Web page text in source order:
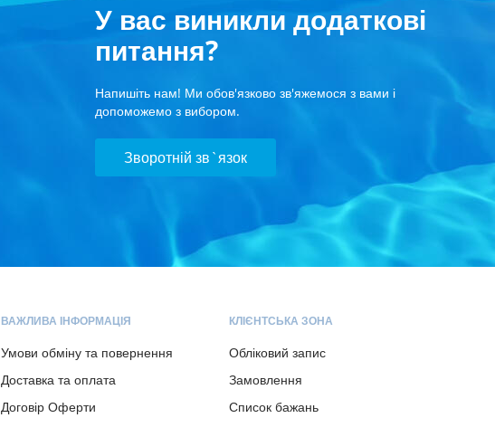
У вас виникли додаткові
питання?
Напишіть нам! Ми обов'язково зв'яжемося з вами і
допоможемо з вибором.
Зворотній зв`язок
ВАЖЛИВА ІНФОРМАЦІЯ
Умови обміну та повернення
Доставка та оплата
Договір Оферти
КЛІЄНТСЬКА ЗОНА
Обліковий запис
Замовлення
Список бажань